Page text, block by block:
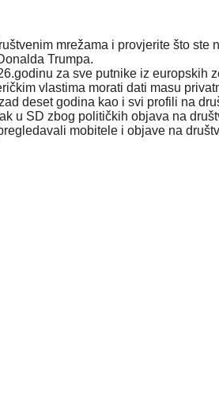
mrežama i provjerite što
Trumpa.
za sve putnike iz
vlastima morati dati masu
deset godina kao i svi profil i na
u SD zbog političkih objava na
avali mobitel e i objave na